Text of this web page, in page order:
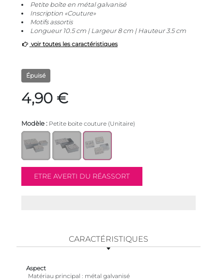
Petite boîte en métal galvanisé
Inscription «Couture»
Motifs assortis
Longueur 10.5 cm | Largeur 8 cm | Hauteur 3.5 cm
voir toutes les caractéristiques
Épuisé
4,90 €
Modèle : Petite boite couture (Unitaire)
CARACTÉRISTIQUES
Aspect
Matériau principal
métal galvanisé